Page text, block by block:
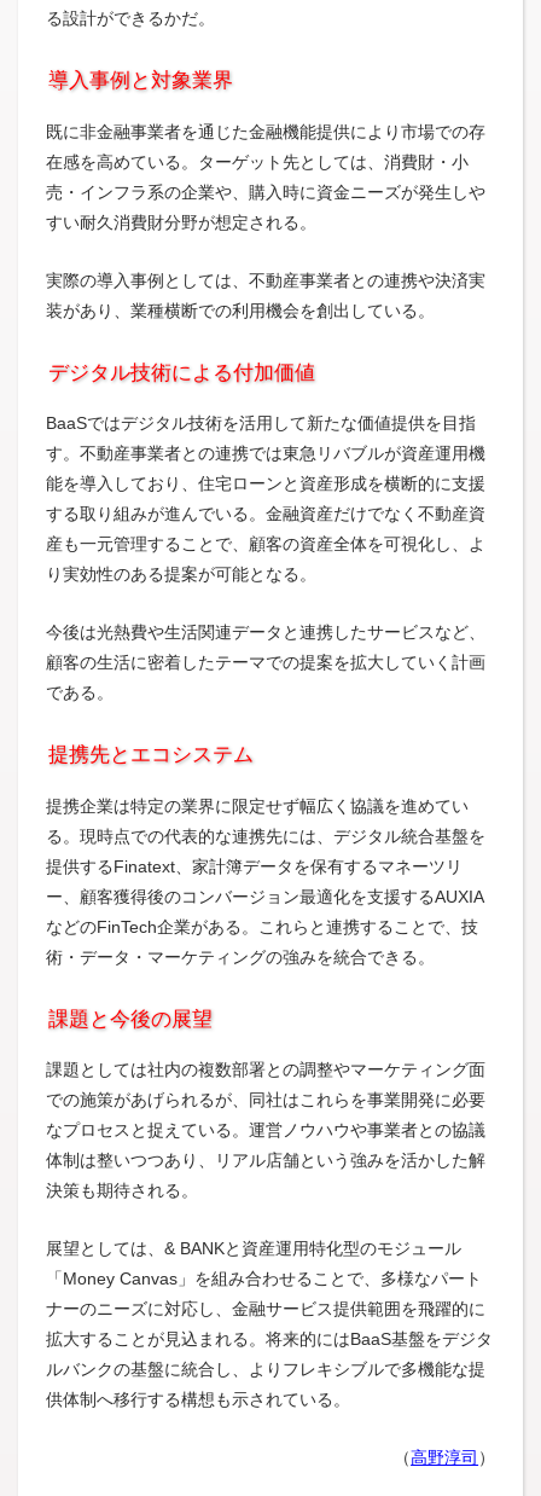
る設計ができるかだ。
導入事例と対象業界
既に非金融事業者を通じた金融機能提供により市場での存
在感を高めている。ターゲット先としては、消費財・小
売・インフラ系の企業や、購入時に資金ニーズが発生しや
すい耐久消費財分野が想定される。
実際の導入事例としては、不動産事業者との連携や決済実
装があり、業種横断での利用機会を創出している。
デジタル技術による付加価値
BaaSではデジタル技術を活用して新たな価値提供を目指
す。不動産事業者との連携では東急リバブルが資産運用機
能を導入しており、住宅ローンと資産形成を横断的に支援
する取り組みが進んでいる。金融資産だけでなく不動産資
産も一元管理することで、顧客の資産全体を可視化し、よ
り実効性のある提案が可能となる。
今後は光熱費や生活関連データと連携したサービスなど、
顧客の生活に密着したテーマでの提案を拡大していく計画
である。
提携先とエコシステム
提携企業は特定の業界に限定せず幅広く協議を進めてい
る。現時点での代表的な連携先には、デジタル統合基盤を
提供するFinatext、家計簿データを保有するマネーツリ
ー、顧客獲得後のコンバージョン最適化を支援するAUXIA
などのFinTech企業がある。これらと連携することで、技
術・データ・マーケティングの強みを統合できる。
課題と今後の展望
課題としては社内の複数部署との調整やマーケティング面
での施策があげられるが、同社はこれらを事業開発に必要
なプロセスと捉えている。運営ノウハウや事業者との協議
体制は整いつつあり、リアル店舗という強みを活かした解
決策も期待される。
展望としては、& BANKと資産運用特化型のモジュール
「Money Canvas」を組み合わせることで、多様なパート
ナーのニーズに対応し、金融サービス提供範囲を飛躍的に
拡大することが見込まれる。将来的にはBaaS基盤をデジタ
ルバンクの基盤に統合し、よりフレキシブルで多機能な提
供体制へ移行する構想も示されている。
（高野淳司 ）